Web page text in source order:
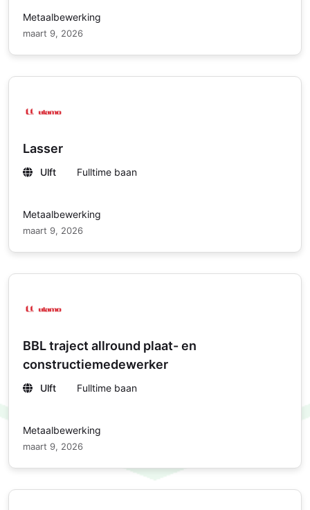
Metaalbewerking
maart 9, 2026
Lasser
Ulft Fulltime baan
Metaalbewerking
maart 9, 2026
BBL traject allround plaat- en
constructiemedewerker
Ulft Fulltime baan
Metaalbewerking
maart 9, 2026